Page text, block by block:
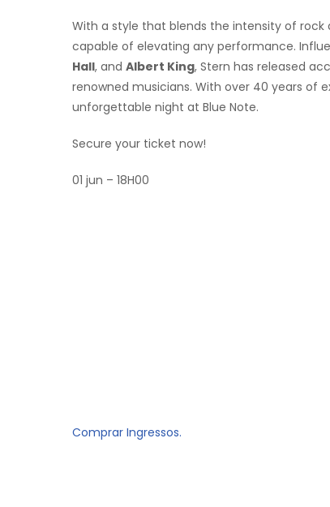
With a style that blends the intensity of rock
capable of elevating any performance.
Hall, and Albert King, Stern has released
renowned musicians. With over 40 years of
unforgettable night at Blue Note.
Secure your ticket now!
01 jun – 18H00
Comprar Ingressos.